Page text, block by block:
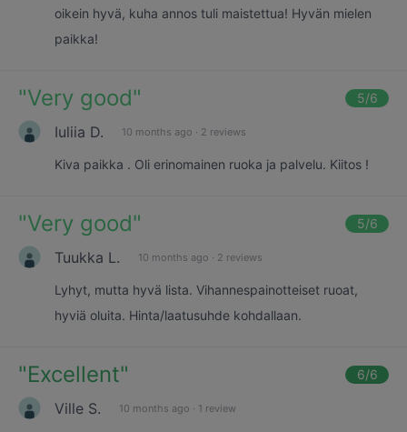
oikein hyvä, kuha annos tuli maistettua! Hyvän mielen
paikka!
"Very good" 5/6
Iuliia D. 10 months ago · 2 reviews
Kiva paikka . Oli erinomainen ruoka ja palvelu. Kiitos !
"Very good" 5/6
Tuukka L. 10 months ago · 2 reviews
Lyhyt, mutta hyvä lista. Vihannespainotteiset ruoat,
hyviä oluita. Hinta/laatusuhde kohdallaan.
"Excellent" 6/6
Ville S. 10 months ago · 1 review